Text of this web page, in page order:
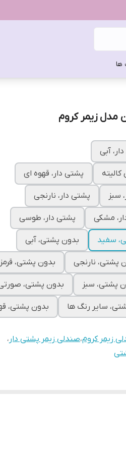
ها
مدل زیمر کروم
آبی
پشتی دار، قهوه ای
سبز پشتی دار، نارنجی
مشکی پشتی دار، طوسی
سفید بدون پشتی، آبی
پشتی، نارنجی بدون پشتی، قرمز
پشتی، سبز بدون پشتی،
سایر رنگ ها
بدون پشتی،
زیمر کروم،صندلی زیمر پشتی دار ،